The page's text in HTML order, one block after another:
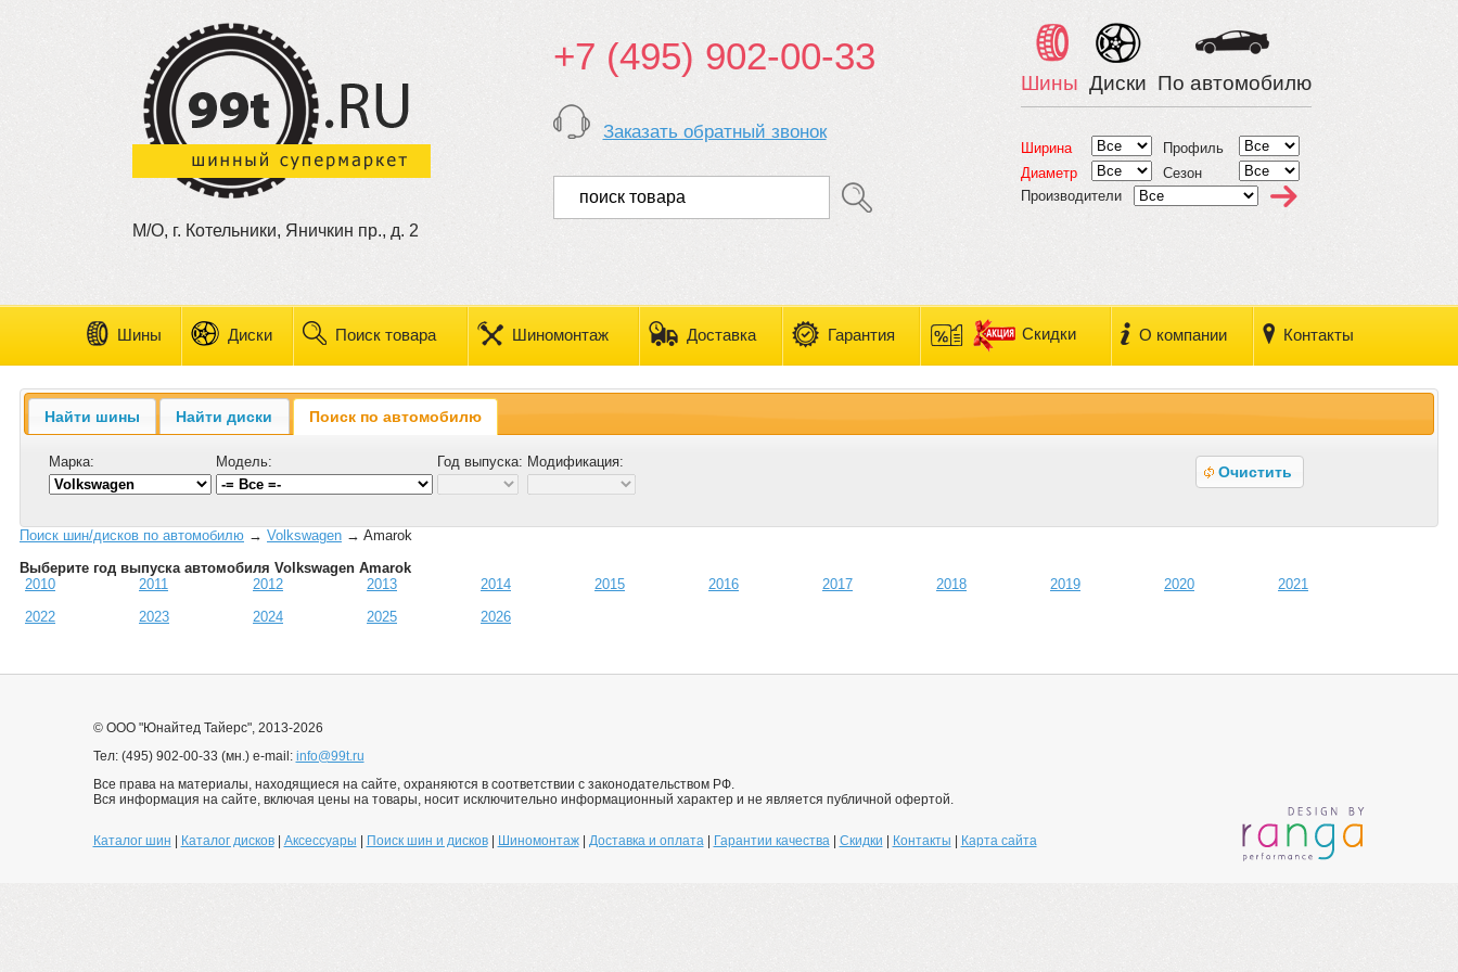
М/О, г. Котельники, Яничкин пр., д. 2
+7 (495) 902-00-33
Заказать обратный звонок
Шины Диски По автомобилю
Ширина
Профиль
Диаметр
Сезон
Производители
Шины Диски Поиск товара Шиномонтаж Доставка Гарантия Скидки О компании Контакты
Найти шины Найти диски Поиск по автомобилю
Марка: Модель: Год выпуска: Модификация:
Очистить
Поиск шин/дисков по автомобилю → Volkswagen → Amarok
Выберите год выпуска автомобиля Volkswagen Amarok
2010
2011 2012 2013 2014 2015 2016 2017 2018 2019 2020
2021
2022
2023 2024 2025 2026
© ООО "Юнайтед Тайерс", 2013-2026
Тел: (495) 902-00-33 (мн.) e-mail: info@99t.ru
Все права на материалы, находящиеся на сайте, охраняются в соответствии с законодательством РФ.
Вся информация на сайте, включая цены на товары, носит исключительно информационный характер и не является публичной офертой.
Каталог шин Каталог дисков| Аксессуары Поиск шин и дисков| Шиномонтаж| Доставка и оплата| Гарантии качества| Скидки Контакты Карта сайта